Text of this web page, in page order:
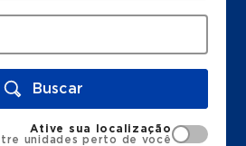
Buscar
Ative sua localização
unidades perto de você